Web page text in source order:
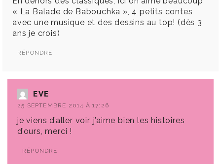
« La Balade de Babouchka », 4 petits contes
avec une musique et des dessins au top! (dès 3
ans je crois)
RÉPONDRE
EVE
25 SEPTEMBRE 2014 À 17:26
je viens d’aller voir, j’aime bien les histoires
d’ours, merci !
RÉPONDRE